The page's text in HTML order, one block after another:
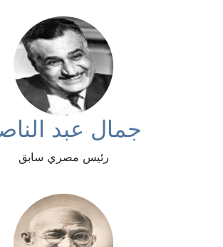
جمال عبد
رئيس مصري سابق